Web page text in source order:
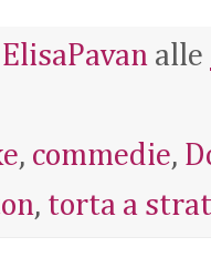
ElisaPavan alle
, commedie,
, torta a